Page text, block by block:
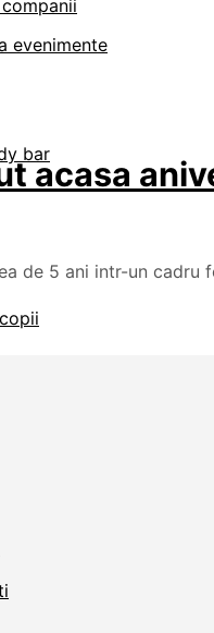
evenimente
baracasa
de 5 ani intr-un